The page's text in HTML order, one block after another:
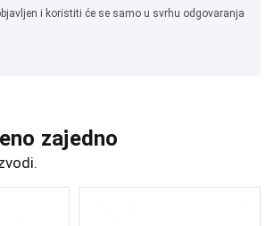
i koristiti će se samo u svrhu odgovaranja
zajedno